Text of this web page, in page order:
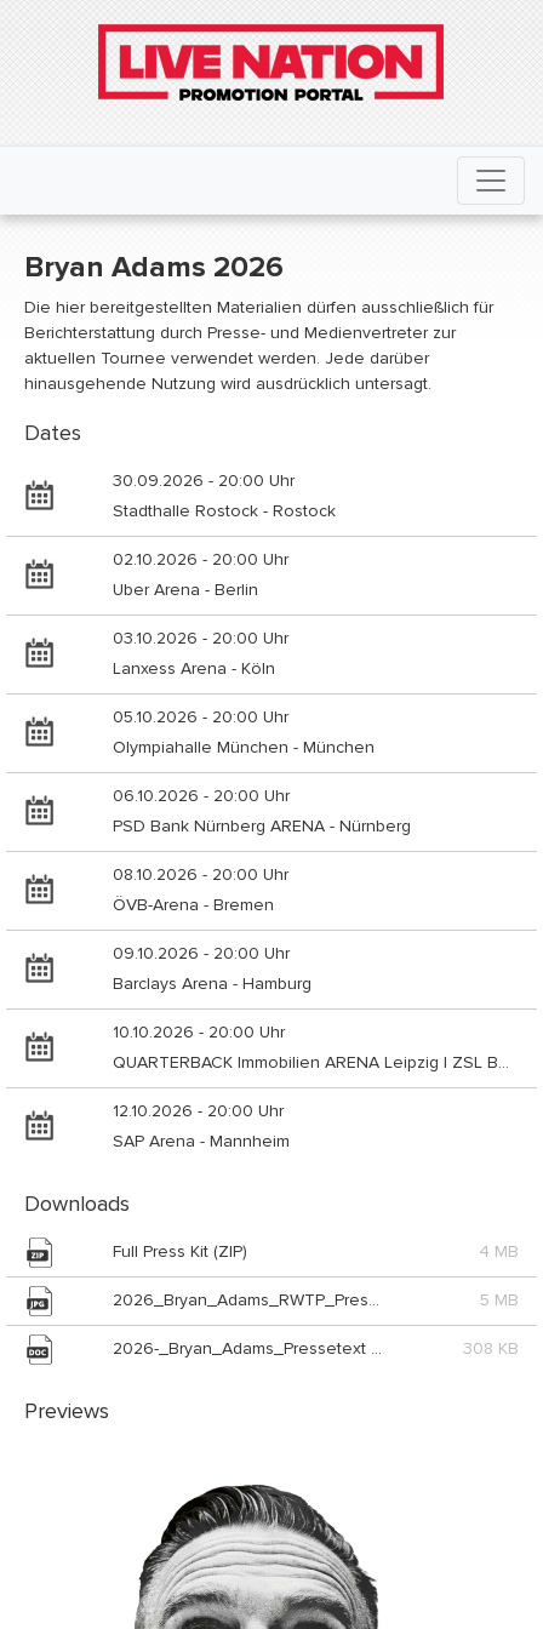
Bryan Adams 2026
Die hier bereitgestellten Materialien dürfen ausschließlich für
Berichterstattung durch Presse- und Medienvertreter zur
aktuellen Tournee verwendet werden. Jede darüber
hinausgehende Nutzung wird ausdrücklich untersagt.
Dates
30.09.2026 - 20:00 Uhr
Stadthalle Rostock - Rostock
02.10.2026 - 20:00 Uhr
Uber Arena - Berlin
03.10.2026 - 20:00 Uhr
Lanxess Arena - Köln
05.10.2026 - 20:00 Uhr
Olympiahalle München - München
06.10.2026 - 20:00 Uhr
PSD Bank Nürnberg ARENA - Nürnberg
08.10.2026 - 20:00 Uhr
ÖVB-Arena - Bremen
09.10.2026 - 20:00 Uhr
Barclays Arena - Hamburg
10.10.2026 - 20:00 Uhr
QUARTERBACK Immobilien ARENA Leipzig | ZSL Betreibergesellschaft mbH - Leipzig
12.10.2026 - 20:00 Uhr
SAP Arena - Mannheim
Downloads
Full Press Kit (ZIP) 4 MB
2026_Bryan_Adams_RWTP_Press_Photo_gross (JPG) 5 MB
2026-_Bryan_Adams_Pressetext (DOC) 308 KB
Previews